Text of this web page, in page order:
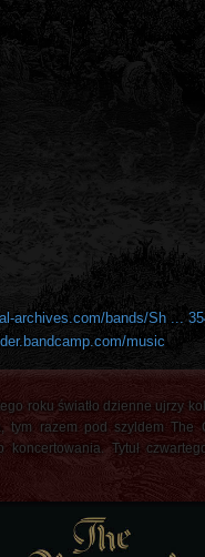
archives.com/bands/Sh ...
music
roku światło dzienne ujrzy
tym razem pod szyldem The
koncertowania. Tytuł